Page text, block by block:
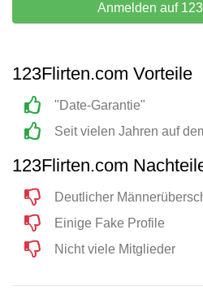
Anmelden auf
123Flirten.com Vorteile
"Date-Garantie"
Seit vielen Jahren auf
123Flirten.com
Deutlicher
Einige Fake Profile
Nicht viele Mitglieder